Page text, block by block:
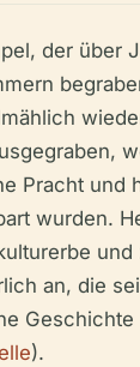
der über
Pracht und
wurden.
an, die
).